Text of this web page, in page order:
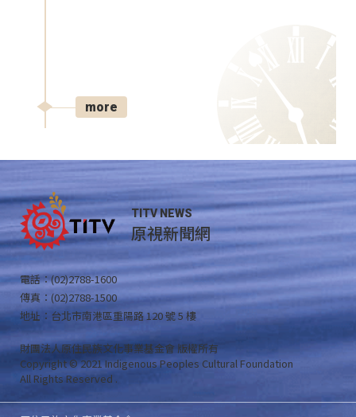
more
TITV NEWS
原視新聞網
電話：(02)2788-1600
傳真：(02)2788-1500
地址：台北市南港區重陽路 120 號 5 樓
財團法人原住民族文化事業基金會 版權所有
Copyright © 2021 Indigenous Peoples Cultural Foundation
All Rights Reserved .